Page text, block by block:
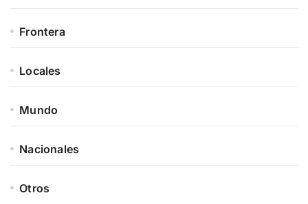
Frontera
Locales
Mundo
Nacionales
Otros